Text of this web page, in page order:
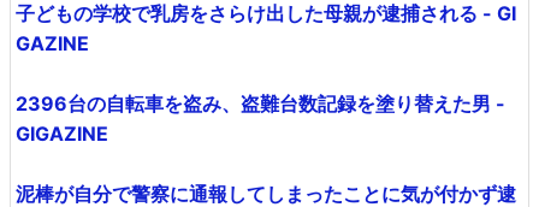
子どもの学校で乳房をさらけ出した母親が逮捕される - GI
GAZINE
2396台の自転車を盗み、盗難台数記録を塗り替えた男 -
GIGAZINE
泥棒が自分で警察に通報してしまったことに気が付かず逮